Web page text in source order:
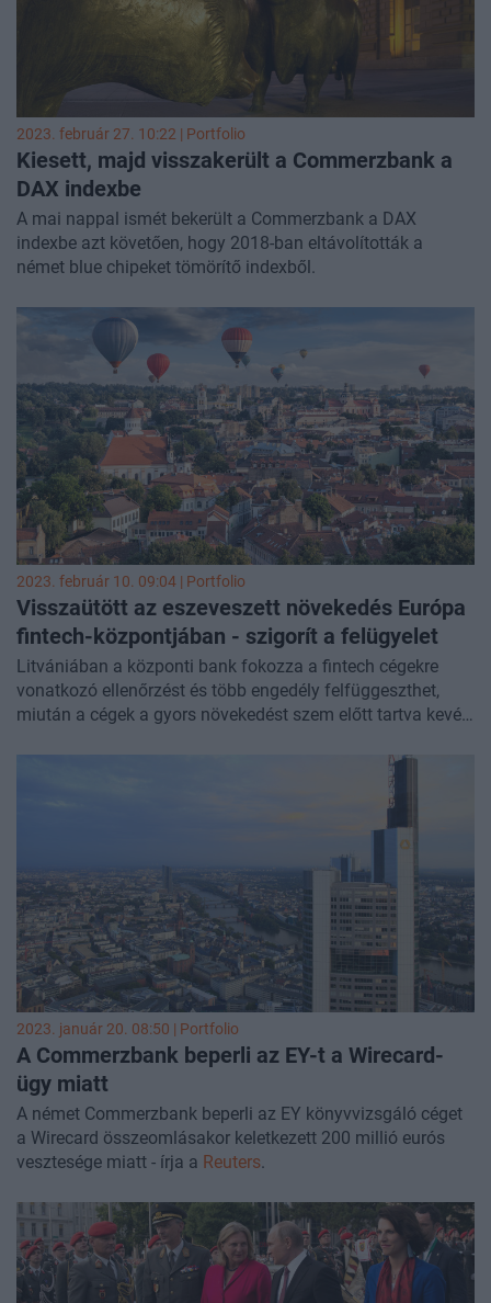
2023. február 27. 10:22 | Portfolio
Kiesett, majd visszakerült a Commerzbank a
DAX indexbe
A mai nappal ismét bekerült a Commerzbank a DAX
indexbe azt követően, hogy 2018-ban eltávolították a
német blue chipeket tömörítő indexből.
2023. február 10. 09:04 | Portfolio
Visszaütött az eszeveszett növekedés Európa
fintech-központjában - szigorít a felügyelet
Litvániában a központi bank fokozza a fintech cégekre
vonatkozó ellenőrzést és több engedély felfüggeszthet,
miután a cégek a gyors növekedést szem előtt tartva kevés
2023. január 20. 08:50 | Portfolio
A Commerzbank beperli az EY-t a Wirecard-
ügy miatt
A német Commerzbank beperli az EY könyvvizsgáló céget
a Wirecard összeomlásakor keletkezett 200 millió eurós
vesztesége miatt - írja a Reuters.